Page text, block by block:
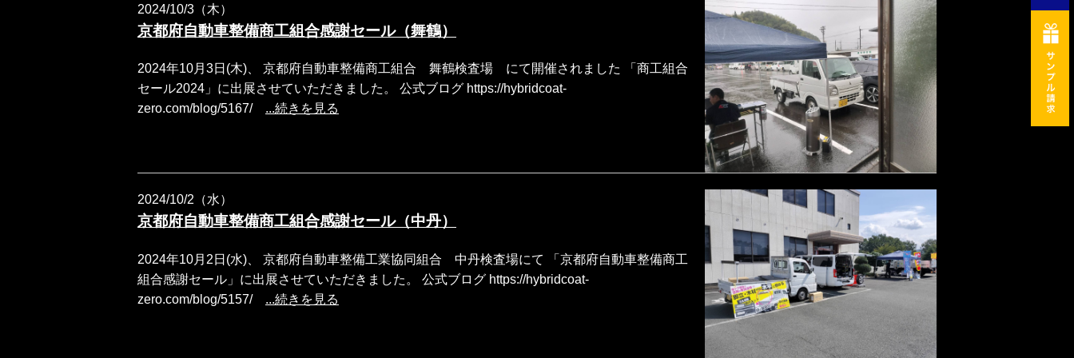
2024/10/3（木）
京都府自動車整備商工組合感謝セール（舞鶴）
2024年10月3日(木)、 京都府自動車整備商工組合 舞鶴検査場 にて開催されました 「商工組合
セール2024」に出展させていただきました。 公式ブログ https://hybridcoat-
zero.com/blog/5167/ ...続きを見る
2024/10/2（水）
京都府自動車整備商工組合感謝セール（中丹）
2024年10月2日(水)、 京都府自動車整備工業協同組合 中丹検査場にて 「京都府自動車整備商工
組合感謝セール」に出展させていただきました。 公式ブログ https://hybridcoat-
zero.com/blog/5157/ ...続きを見る